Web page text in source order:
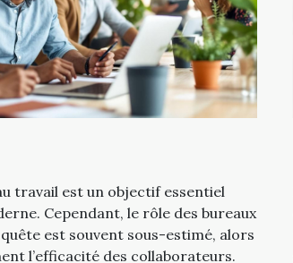
travail est un objectif essentiel
Cependant, le rôle des bureaux
est souvent sous-estimé, alors
l’efficacité des collaborateurs.